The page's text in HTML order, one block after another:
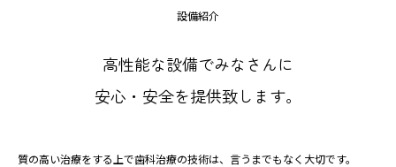
設備紹介
高性能な設備でみなさんに
安心・安全を提供致します。
質の高い治療をする上で歯科治療の技術は、言うまでもなく大切です。